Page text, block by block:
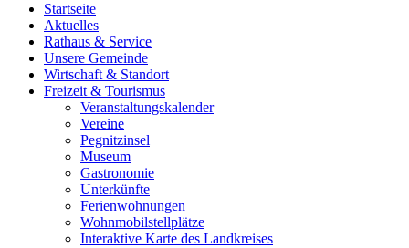
Startseite
Aktuelles
Rathaus & Service
Unsere Gemeinde
Wirtschaft & Standort
Freizeit & Tourismus
Veranstaltungskalender
Vereine
Pegnitzinsel
Museum
Gastronomie
Unterkünfte
Ferienwohnungen
Wohnmobilstellplätze
Interaktive Karte des Landkreises